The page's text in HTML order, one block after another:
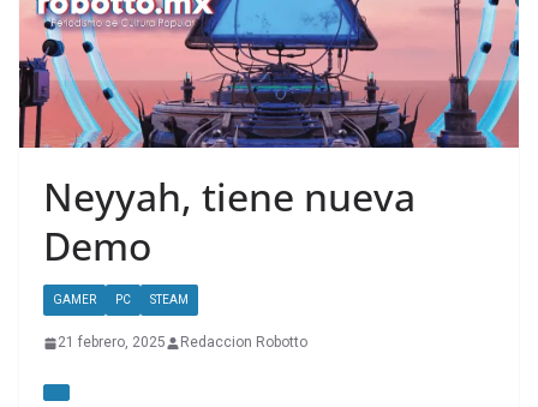
Neyyah, tiene nueva
Demo
GAMER PC STEAM
21 febrero, 2025 Redaccion Robotto